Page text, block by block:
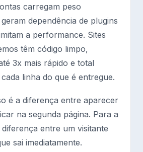
carregam peso
dependência de plugins
a performance. Sites
têm código limpo,
3x mais rápido e total
linha do que é entregue.
é a diferença entre aparecer
na segunda página. Para a
entre um visitante
sai imediatamente.